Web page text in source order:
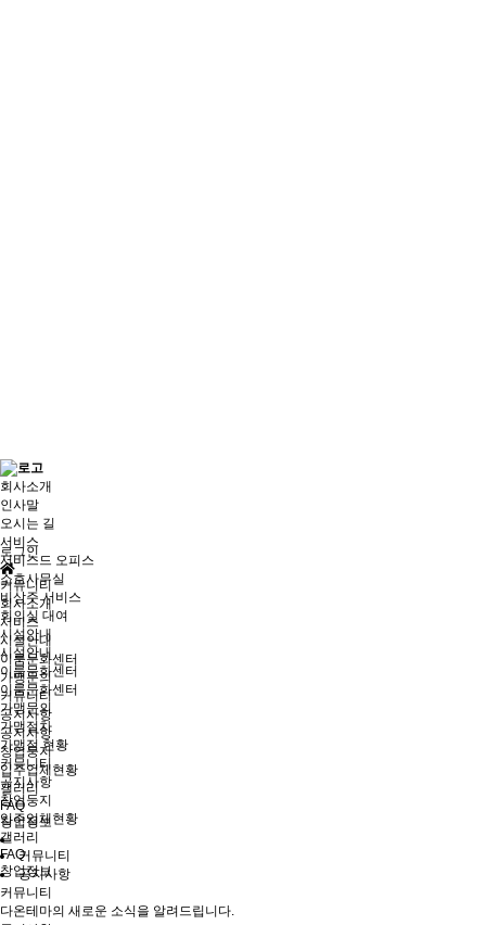
회사소개
인사말
오시는 길
서비스
서비스드 오피스
소호사무실
비상주 서비스
회의실 대여
시설안내
시설안내
이룸문화센터
이룸문화센터
가맹문의
가맹절차
가맹점 현황
커뮤니티
공지사항
창업둥지
입주업체현황
갤러리
FAQ
창업정보
로그인
커뮤니티
회사소개
서비스
시설안내
이룸문화센터
가맹문의
커뮤니티
공지사항
공지사항
창업둥지
입주업체현황
갤러리
FAQ
창업정보
커뮤니티
공지사항
커뮤니티
다온테마의 새로운 소식을 알려드립니다.